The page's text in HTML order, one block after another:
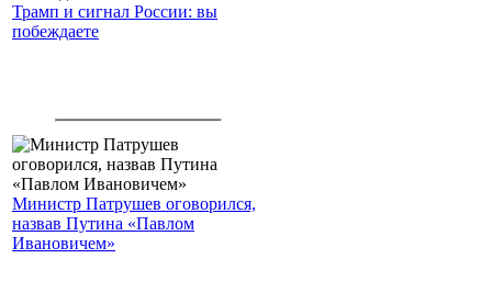
Трамп и сигнал России: вы
побеждаете
Министр Патрушев оговорился,
назвав Путина «Павлом
Ивановичем»